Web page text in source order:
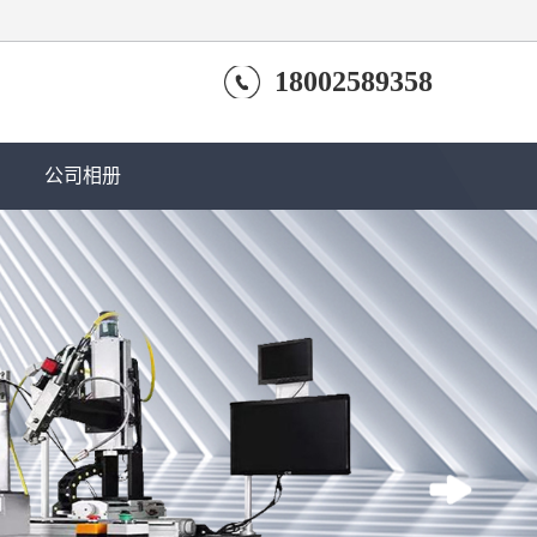
18002589358
公司相册